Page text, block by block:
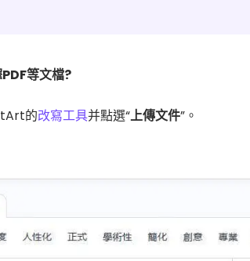
等文檔?
的改寫工具并點選“上傳文件”。